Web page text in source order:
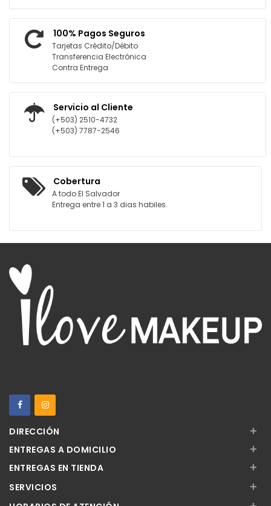
100% Pagos Seguros
Tarjetas Crédito/Débito
Transferencia Electrónica
Contra Entrega
Servicio al Cliente
(+503) 2510-4732
(+503) 7787-2546
Cobertura
A todo El Salvador
Entrega entre 1 a 3 dias habiles.
DIRECCIÓN +
ENTREGAS A DOMICILIO +
ENTREGAS EN TIENDA +
SERVICIOS +